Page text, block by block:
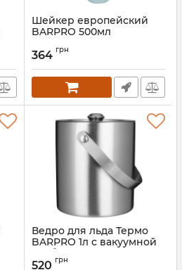
Шейкер европейский
BARPRO 500мл
364 грн
Ведро для льда Термо
BARPRO 1л с вакуумной
колбой и крышкой
Артикул:
520 грн